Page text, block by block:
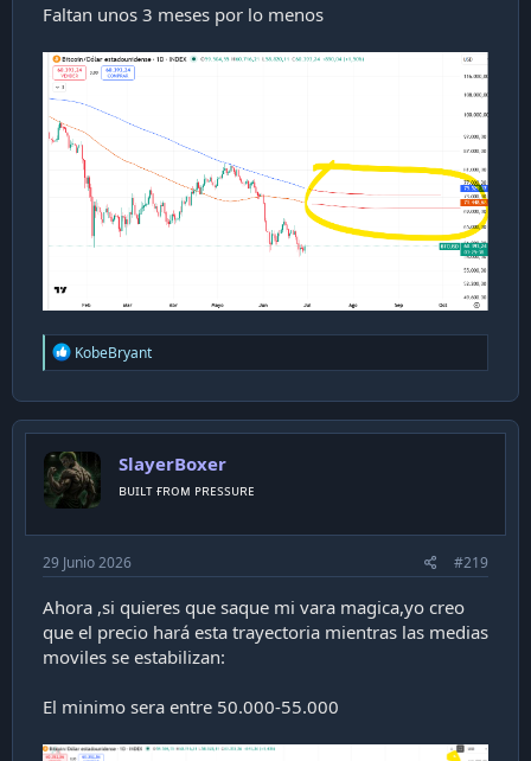
Faltan unos 3 meses por lo menos
R
e
c
t
o
n
s
KobeBryant
SlayerBoxer
ʙᴜɪʟᴛ ғʀᴏᴍ ᴘʀᴇssᴜʀᴇ
29 Junio 2026 #219
Ahora ,si quieres que saque mi vara magica,yo creo
que el precio hará esta trayectoria mientras las medias
moviles se estabilizan:
El minimo sera entre 50.000-55.000